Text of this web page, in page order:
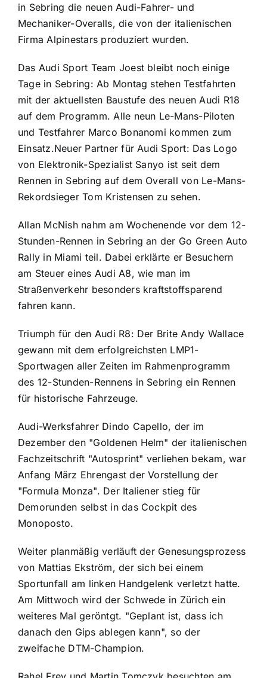
in Sebring die neuen Audi-Fahrer- und
Mechaniker-Overalls, die von der italienischen
Firma Alpinestars produziert wurden.
Das Audi Sport Team Joest bleibt noch einige
Tage in Sebring: Ab Montag stehen Testfahrten
mit der aktuellsten Baustufe des neuen Audi R18
auf dem Programm. Alle neun Le-Mans-Piloten
und Testfahrer Marco Bonanomi kommen zum
Einsatz.Neuer Partner für Audi Sport: Das Logo
von Elektronik-Spezialist Sanyo ist seit dem
Rennen in Sebring auf dem Overall von Le-Mans-
Rekordsieger Tom Kristensen zu sehen.
Allan McNish nahm am Wochenende vor dem 12-
Stunden-Rennen in Sebring an der Go Green Auto
Rally in Miami teil. Dabei erklärte er Besuchern
am Steuer eines Audi A8, wie man im
Straßenverkehr besonders kraftstoffsparend
fahren kann.
Triumph für den Audi R8: Der Brite Andy Wallace
gewann mit dem erfolgreichsten LMP1-
Sportwagen aller Zeiten im Rahmenprogramm
des 12-Stunden-Rennens in Sebring ein Rennen
für historische Fahrzeuge.
Audi-Werksfahrer Dindo Capello, der im
Dezember den "Goldenen Helm" der italienischen
Fachzeitschrift "Autosprint" verliehen bekam, war
Anfang März Ehrengast der Vorstellung der
"Formula Monza". Der Italiener stieg für
Demorunden selbst in das Cockpit des
Monoposto.
Weiter planmäßig verläuft der Genesungsprozess
von Mattias Ekström, der sich bei einem
Sportunfall am linken Handgelenk verletzt hatte.
Am Mittwoch wird der Schwede in Zürich ein
weiteres Mal geröntgt. "Geplant ist, dass ich
danach den Gips ablegen kann", so der
zweifache DTM-Champion.